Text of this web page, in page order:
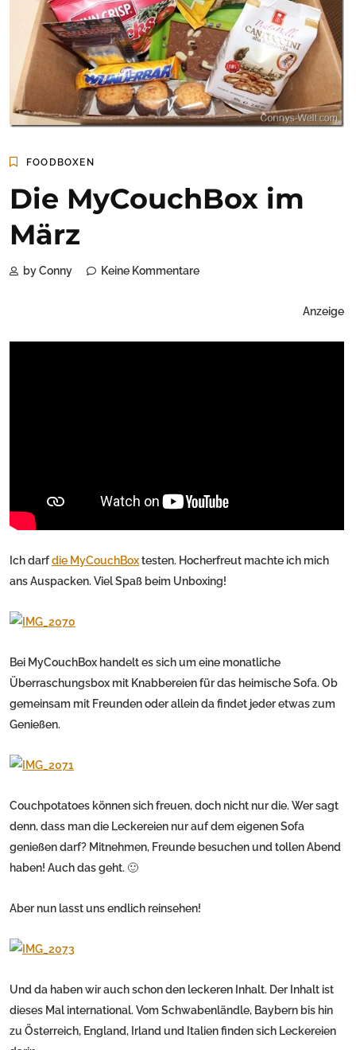
FOODBOXEN
Die MyCouchBox im
März
by Conny Keine Kommentare
Anzeige
Ich darfdie MyCouchBoxtesten. Hocherfreut machte ich mich
ans Auspacken. Viel Spaß beim Unboxing!
Bei MyCouchBox handelt es sich um eine monatliche
Überraschungsbox mit Knabbereien für das heimische Sofa. Ob
gemeinsam mit Freunden oder allein da findet jeder etwas zum
Genießen.
Couchpotatoes können sich freuen, doch nicht nur die. Wer sagt
denn, dass man die Leckereien nur auf dem eigenen Sofa
genießen darf? Mitnehmen, Freunde besuchen und tollen Abend
haben! Auch das geht. 🙂
Aber nun lasst uns endlich reinsehen!
Und da haben wir auch schon den leckeren Inhalt. Der Inhalt ist
dieses Mal international. Vom Schwabenländle, Baybern bis hin
zu Österreich, England, Irland und Italien finden sich Leckereien